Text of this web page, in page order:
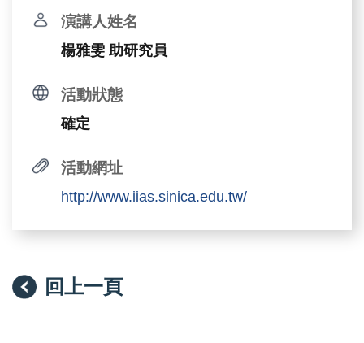
演講人姓名
楊雅雯 助研究員
活動狀態
確定
活動網址
http://www.iias.sinica.edu.tw/
回上一頁